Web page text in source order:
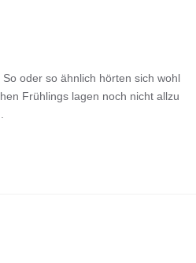
So oder so ähnlich hörten sich wohl
Frühlings lagen noch nicht allzu